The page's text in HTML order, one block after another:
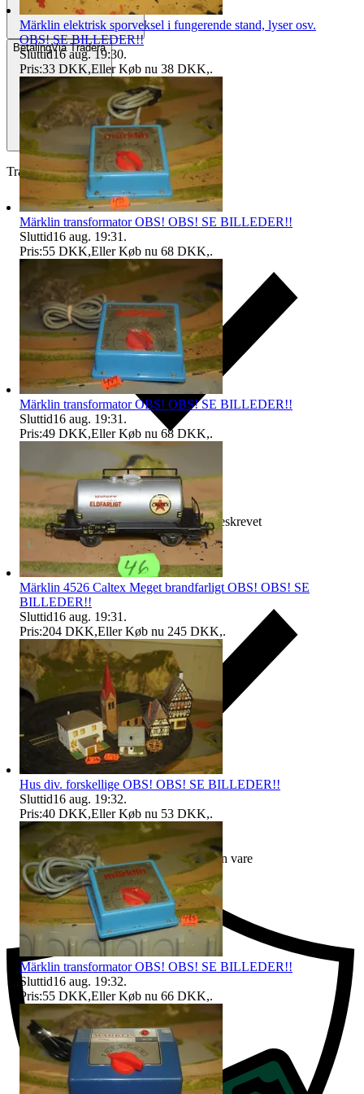
BetalingVia Tradera
Traderas køberbeskyttelse
Erstatning hvis varen ikke er som beskrevet
Erstatning hvis du ikke modtager din vare
Märklin elektrisk sporveksel i fungerende stand, lyser osv.
OBS! SE BILLEDER!!
Sluttid16 aug. 19:30.
Pris:33 DKK,Eller Køb nu 38 DKK,.
Märklin transformator OBS! OBS! SE BILLEDER!!
Sluttid16 aug. 19:31 .
Pris:55 DKK,Eller Køb nu 68 DKK,.
Märklin transformator OBS! OBS! SE BILLEDER!!
Sluttid16 aug. 19:31 .
Pris:49 DKK,Eller Køb nu 68 DKK,.
Märklin 4526 Caltex Meget brandfarligt OBS! OBS! SE
BILLEDER!!
Sluttid16 aug. 19:31 .
Pris:204 DKK,Eller Køb nu 245 DKK,.
Hus div. forskellige OBS! OBS! SE BILLEDER!!
Sluttid16 aug. 19:32.
Pris:40 DKK,Eller Køb nu 53 DKK,.
Märklin transformator OBS! OBS! SE BILLEDER!!
Sluttid16 aug. 19:32.
Pris:55 DKK,Eller Køb nu 66 DKK,.